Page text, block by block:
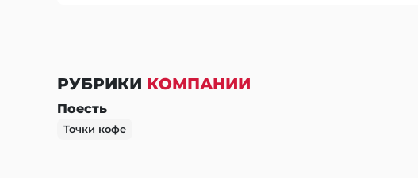
РУБРИКИ КОМПАНИИ
Поесть
Точки кофе